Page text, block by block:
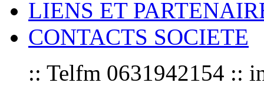
LIENS ET
CONTACTS SOCIETE
:: Telfm 0631942154 ::